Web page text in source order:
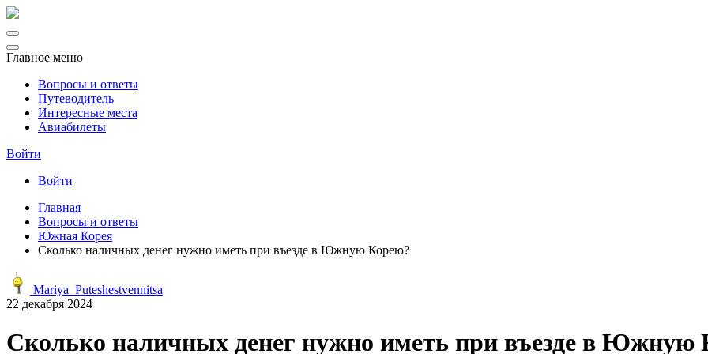
Главное меню
Вопросы и ответы
Путеводитель
Интересные места
Авиабилеты
Войти
Войти
Главная
Вопросы и ответы
Южная Корея
Сколько наличных денег нужно иметь при въезде в Южную Корею?
Mariya_Puteshestvennitsa
22 декабря 2024
Сколько наличных денег нужно иметь при въезде в Южную